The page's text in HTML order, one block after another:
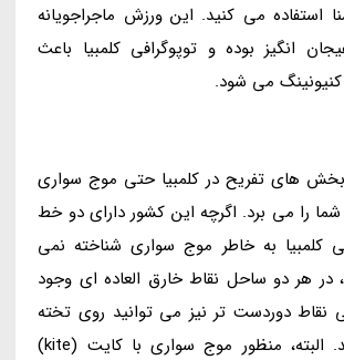
استفاده می کنید. این ورزش ماجراجویانه
انگیز بوده و توپوگرافی کلمبیا باعث
کنیونینگ می شود.
بخش های تفریح در کلمبیا حتی موج سواری
را می برد. اگرچه این کشور دارای دو خط
کلمبیا به خاطر موج سواری شناخته نمی
در هر دو ساحل نقاط خارق العاده ای وجود
نقاط دوردست تر نیز می توانید روی تخته
موج سواری کنید. البته، منظور موج سواری با کایت (kite)